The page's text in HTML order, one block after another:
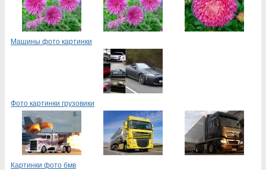
Машины фото картинки
Фото картинки грузовики
Картинки фото бмв